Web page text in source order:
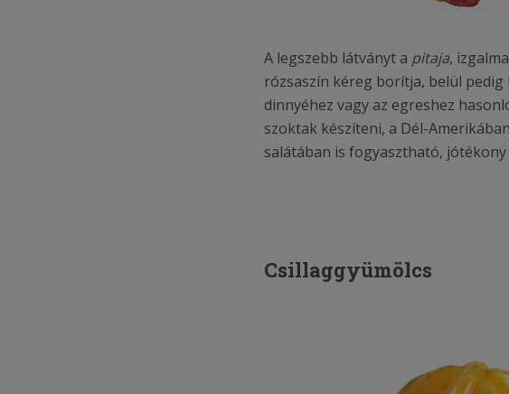
A legszebb látványt a pitaja,
rózsaszín kéreg borítja, belül
dinnyéhez vagy az egreshez
szoktak készíteni, a Dél-
salátában is fogyasztható,
Csillaggyümölcs